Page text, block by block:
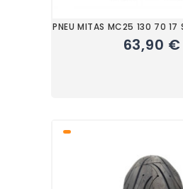
PNEU MITAS MC25 130 70 17
63,90 €